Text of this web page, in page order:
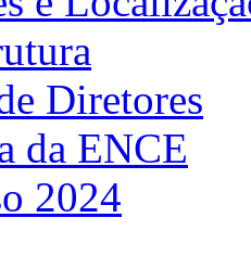
Diretores
da ENCE
2024